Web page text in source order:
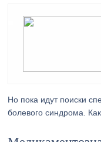
Но пока идут поиски
болевого синдрома.